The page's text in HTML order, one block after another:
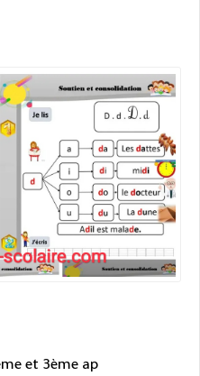
et 3ème ap